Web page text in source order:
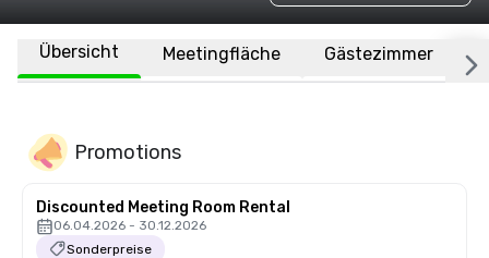
Übersicht Meetingfläche Gästezimmer
Promotions
Discounted Meeting Room Rental
06.04.2026 - 30.12.2026
Sonderpreise